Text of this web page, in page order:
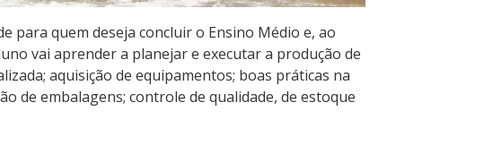
para quem deseja concluir o Ensino Médio e, ao
vai aprender a planejar e executar a produção de
aquisição de equipamentos; boas práticas na
de embalagens; controle de qualidade, de estoque